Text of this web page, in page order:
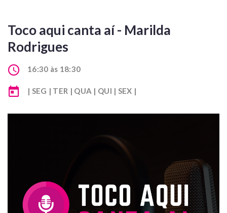
Toco aqui canta aí - Marilda
Rodrigues
16:30 às 18:30
| SEG | TER | QUA | QUI | SEX |